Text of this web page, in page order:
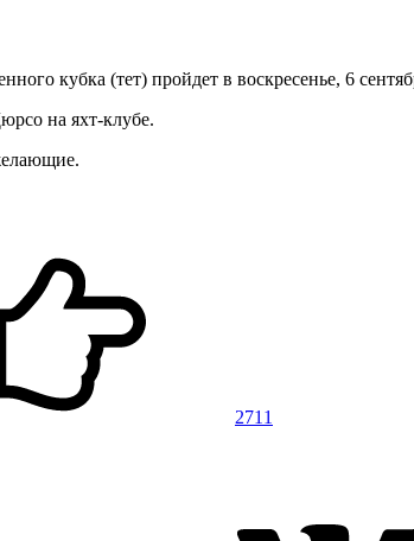
кубка (тет) пройдет в воскресенье, 6
на яхт-клубе.
2711